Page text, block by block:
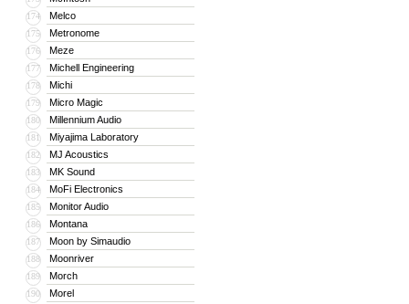
174 Melco
175 Metronome
176 Meze
177 Michell Engineering
178 Michi
179 Micro Magic
180 Millennium Audio
181 Miyajima Laboratory
182 MJ Acoustics
183 MK Sound
184 MoFi Electronics
185 Monitor Audio
186 Montana
187 Moon by Simaudio
188 Moonriver
189 Morch
190 Morel